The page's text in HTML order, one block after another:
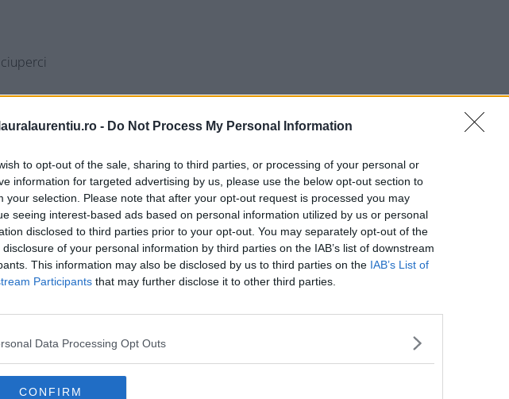
- Do Not Process My Personal Information
to opt-out of the sale, sharing to third parties, or processing of your personal or
information for targeted advertising by us, please use the below opt-out section to
your selection. Please note that after your opt-out request is processed you may
seeing interest-based ads based on personal information utilized by us or personal
disclosed to third parties prior to your opt-out. You may separately opt-out of the
of your personal information by third parties on the IAB’s list of downstream
This information may also be disclosed by us to third parties on the IAB’s List of
Participants that may further disclose it to other third parties.
Data Processing Opt Outs
CONFIRM
sau din conservă)
folosit hribi dar merg bine și champinion)
cuptor, cu legume și vin roșu